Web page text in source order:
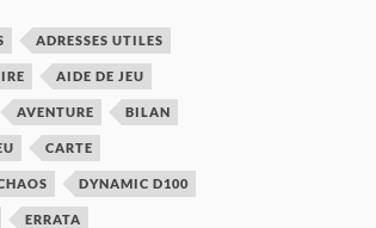
ADRESSES UTILES
AIDE DE JEU
AVENTURE BILAN
CARTE
DYNAMIC D100
ERRATA